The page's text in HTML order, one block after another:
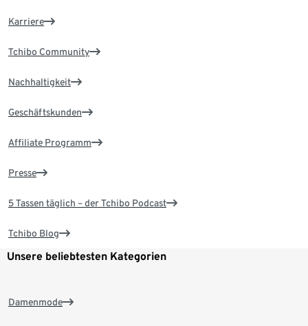
Karriere
Tchibo Community
Nachhaltigkeit
Geschäftskunden
Affiliate Programm
Presse
5 Tassen täglich – der Tchibo Podcast
Tchibo Blog
Unsere beliebtesten Kategorien
Damenmode